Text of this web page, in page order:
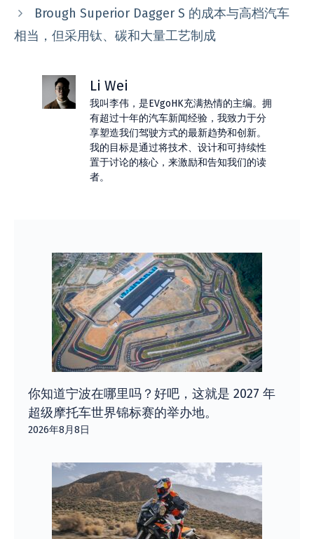
Brough Superior Dagger S 的成本与高档汽车
相当，但采用钛、碳和大量工艺制成
Li Wei
我叫李伟，是EVgoHK充满热情的主编。拥
有超过十年的汽车新闻经验，我致力于分
享塑造我们驾驶方式的最新趋势和创新。
我的目标是通过将技术、设计和可持续性
置于讨论的核心，来激励和告知我们的读
者。
你知道宁波在哪里吗？好吧，这就是 2027 年
超级摩托车世界锦标赛的举办地。
2026年8月8日